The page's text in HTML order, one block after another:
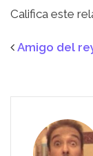
Califica este
Amigo del